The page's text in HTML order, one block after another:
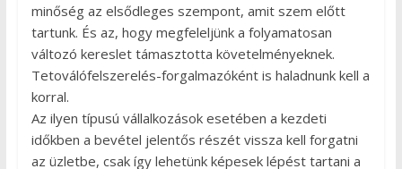
minőség az elsődleges szempont, amit szem előtt
tartunk. És az, hogy megfeleljünk a folyamatosan
változó kereslet támasztotta követelményeknek.
Tetoválófelszerelés-forgalmazóként is haladnunk kell a
korral.
Az ilyen típusú vállalkozások esetében a kezdeti
időkben a bevétel jelentős részét vissza kell forgatni
az üzletbe, csak így lehetünk képesek lépést tartani a